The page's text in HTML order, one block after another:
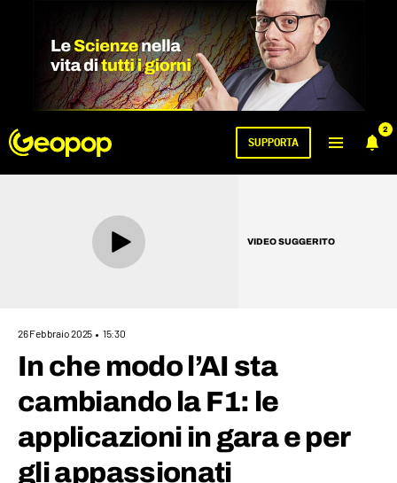
2
SUPPORTA
VIDEO SUGGERITO
26 Febbraio 2025 15:30
In che modo l’AI sta
cambiando la F1: le
applicazioni in gara e per
gli appassionati